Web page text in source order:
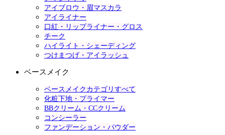
アイブロウ・眉マスカラ
アイライナー
口紅・リップライナー・グロス
チーク
ハイライト・シェーディング
つけまつげ・アイラッシュ
ベースメイク
ベースメイクカテゴリすべて
化粧下地・プライマー
BBクリーム・CCクリーム
コンシーラー
ファンデーション・パウダー